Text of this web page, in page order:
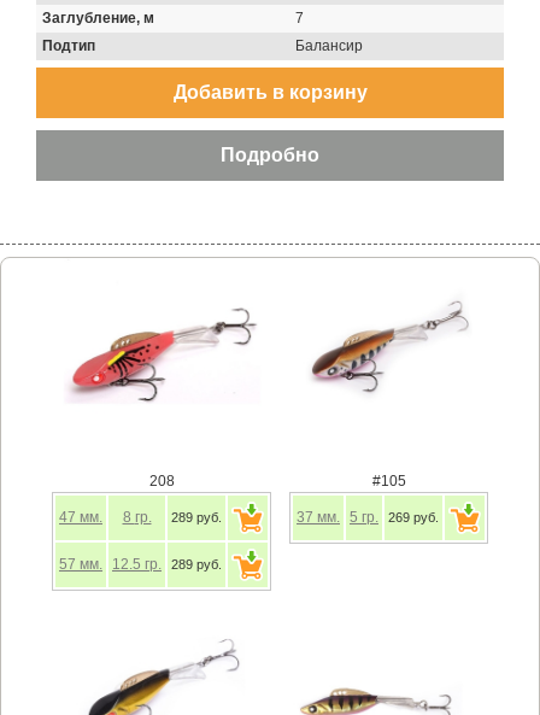
Заглубление, м
7
Подтип
Балансир
208
47 мм. 8 гр. 289 руб.
57 мм. 12.5 гр. 289 руб.
#105
37 мм. 5 гр. 269 руб.